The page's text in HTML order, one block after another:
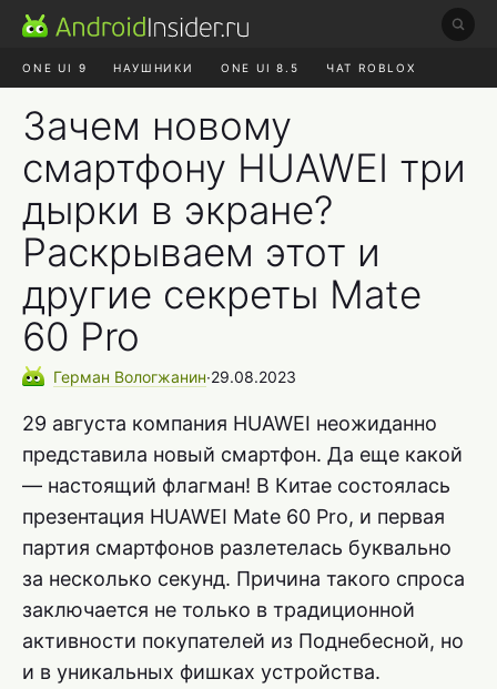
ONE UI 9 НАУШНИКИ ONE UI 8.5 ЧАТ ROBLOX
Зачем новому
смартфону HUAWEI три
дырки в экране?
Раскрываем этот и
другие секреты Mate
60 Pro
Герман Вологжанин∙29.08.2023
29 августа компания HUAWEI неожиданно
представила новый смартфон. Да еще какой
— настоящий флагман! В Китае состоялась
презентация HUAWEI Mate 60 Pro, и первая
партия смартфонов разлетелась буквально
за несколько секунд. Причина такого спроса
заключается не только в традиционной
активности покупателей из Поднебесной, но
и в уникальных фишках устройства.